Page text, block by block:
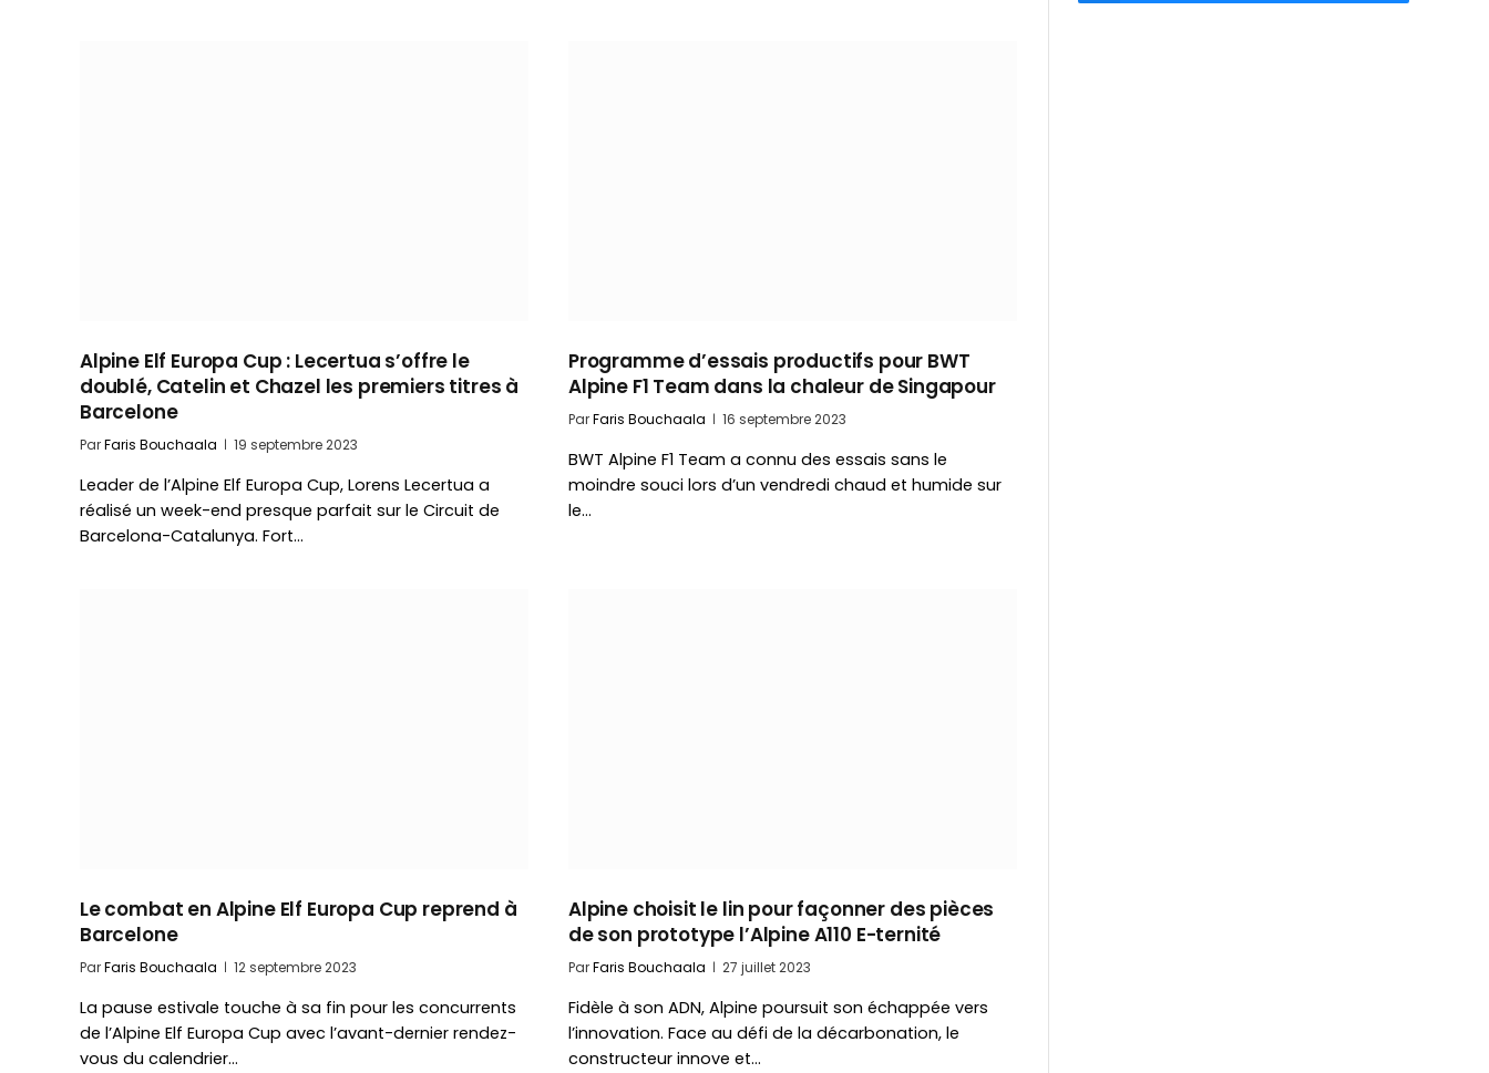
Alpine Elf Europa Cup : Lecertua s’offre le
doublé, Catelin et Chazel les premiers titres à
Barcelone
ParFaris Bouchaala 19 septembre 2023
Leader de l’Alpine Elf Europa Cup, Lorens Lecertua a
réalisé un week-end presque parfait sur le Circuit de
Barcelona-Catalunya. Fort…
Programme d’essais productifs pour BWT
Alpine F1 Team dans la chaleur de Singapour
ParFaris Bouchaala 16 septembre 2023
BWT Alpine F1 Team a connu des essais sans le
moindre souci lors d’un vendredi chaud et humide sur
le…
Le combat en Alpine Elf Europa Cup reprend à
Barcelone
ParFaris Bouchaala 12 septembre 2023
La pause estivale touche à sa fin pour les concurrents
de l’Alpine Elf Europa Cup avec l’avant-dernier rendez-
vous du calendrier…
Alpine choisit le lin pour façonner des pièces
de son prototype l’Alpine A110 E-ternité
ParFaris Bouchaala 27 juillet 2023
Fidèle à son ADN, Alpine poursuit son échappée vers
l’innovation. Face au défi de la décarbonation, le
constructeur innove et…